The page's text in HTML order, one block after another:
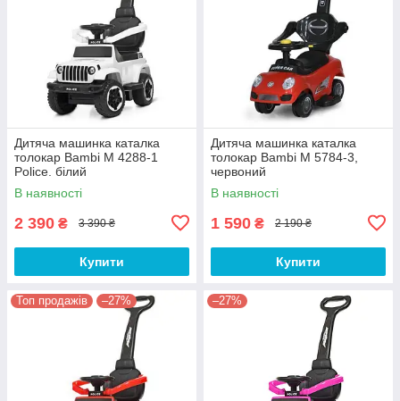
Дитяча машинка каталка
толокар Bambi M 4288-1
Police. білий
В наявності
2 390 ₴ 3 390 ₴
Купити
Дитяча машинка каталка
толокар Bambi M 5784-3,
червоний
В наявності
1 590 ₴ 2 190 ₴
Купити
Топ продажів –27% –27%